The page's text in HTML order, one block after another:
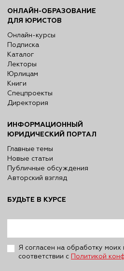
ОНЛАЙН-ОБРАЗОВАНИЕ
ДЛЯ ЮРИСТОВ
Онлайн-курсы
Подписка
Каталог
Лекторы
Юрлицам
Книги
Спецпроекты
Директория
ИНФОРМАЦИОННЫЙ
ЮРИДИЧЕСКИЙ ПОРТАЛ
Главные темы
Новые статьи
Публичные обсуждения
Авторский взгляд
БУДЬТЕ В КУРСЕ
Я согласен на обработку
соответствии с
Политикой